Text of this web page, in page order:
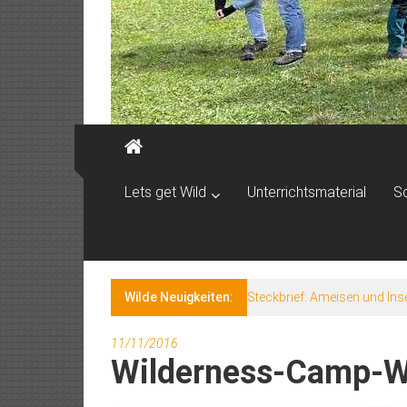
Lets get Wild Unterrichtsmaterial
Wilde Neuigkeiten: Steckbrief: Ameisen und
11/11/2016
Wilderness-Camp-